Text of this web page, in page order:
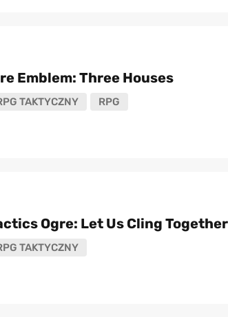
Emblem: Three Houses
TAKTYCZNY RPG
Ogre: Let Us Cling Together
TAKTYCZNY